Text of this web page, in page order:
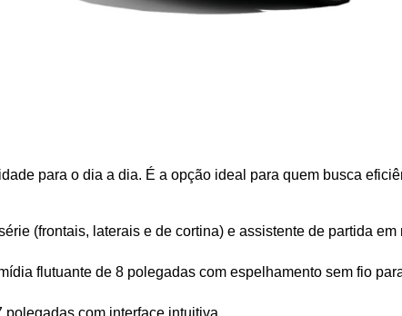
para o dia a dia. É a opção ideal para quem busca
(frontais, laterais e de cortina) e assistente de partida em
flutuante de 8 polegadas com espelhamento sem fio
polegadas com interface intuitiva.